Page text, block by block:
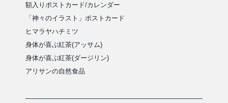
額入りポストカード/カレンダー
「神々のイラスト」ポストカード
ヒマラヤハチミツ
身体が喜ぶ紅茶(アッサム)
身体が喜ぶ紅茶(ダージリン)
アリサンの自然食品